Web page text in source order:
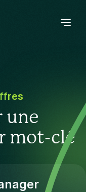
une
mot-clé